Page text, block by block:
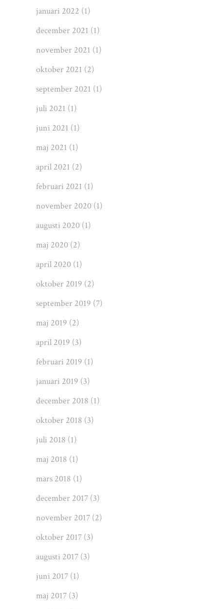
januari 2022 (1)
december 2021 (1)
november 2021 (1)
oktober 2021 (2)
september 2021 (1)
juli 2021 (1)
juni 2021 (1)
maj 2021 (1)
april 2021 (2)
februari 2021 (1)
november 2020 (1)
augusti 2020 (1)
maj 2020 (2)
april 2020 (1)
oktober 2019 (2)
september 2019 (7)
maj 2019 (2)
april 2019 (3)
februari 2019 (1)
januari 2019 (3)
december 2018 (1)
oktober 2018 (3)
juli 2018 (1)
maj 2018 (1)
mars 2018 (1)
december 2017 (3)
november 2017 (2)
oktober 2017 (3)
augusti 2017 (3)
juni 2017 (1)
maj 2017 (3)